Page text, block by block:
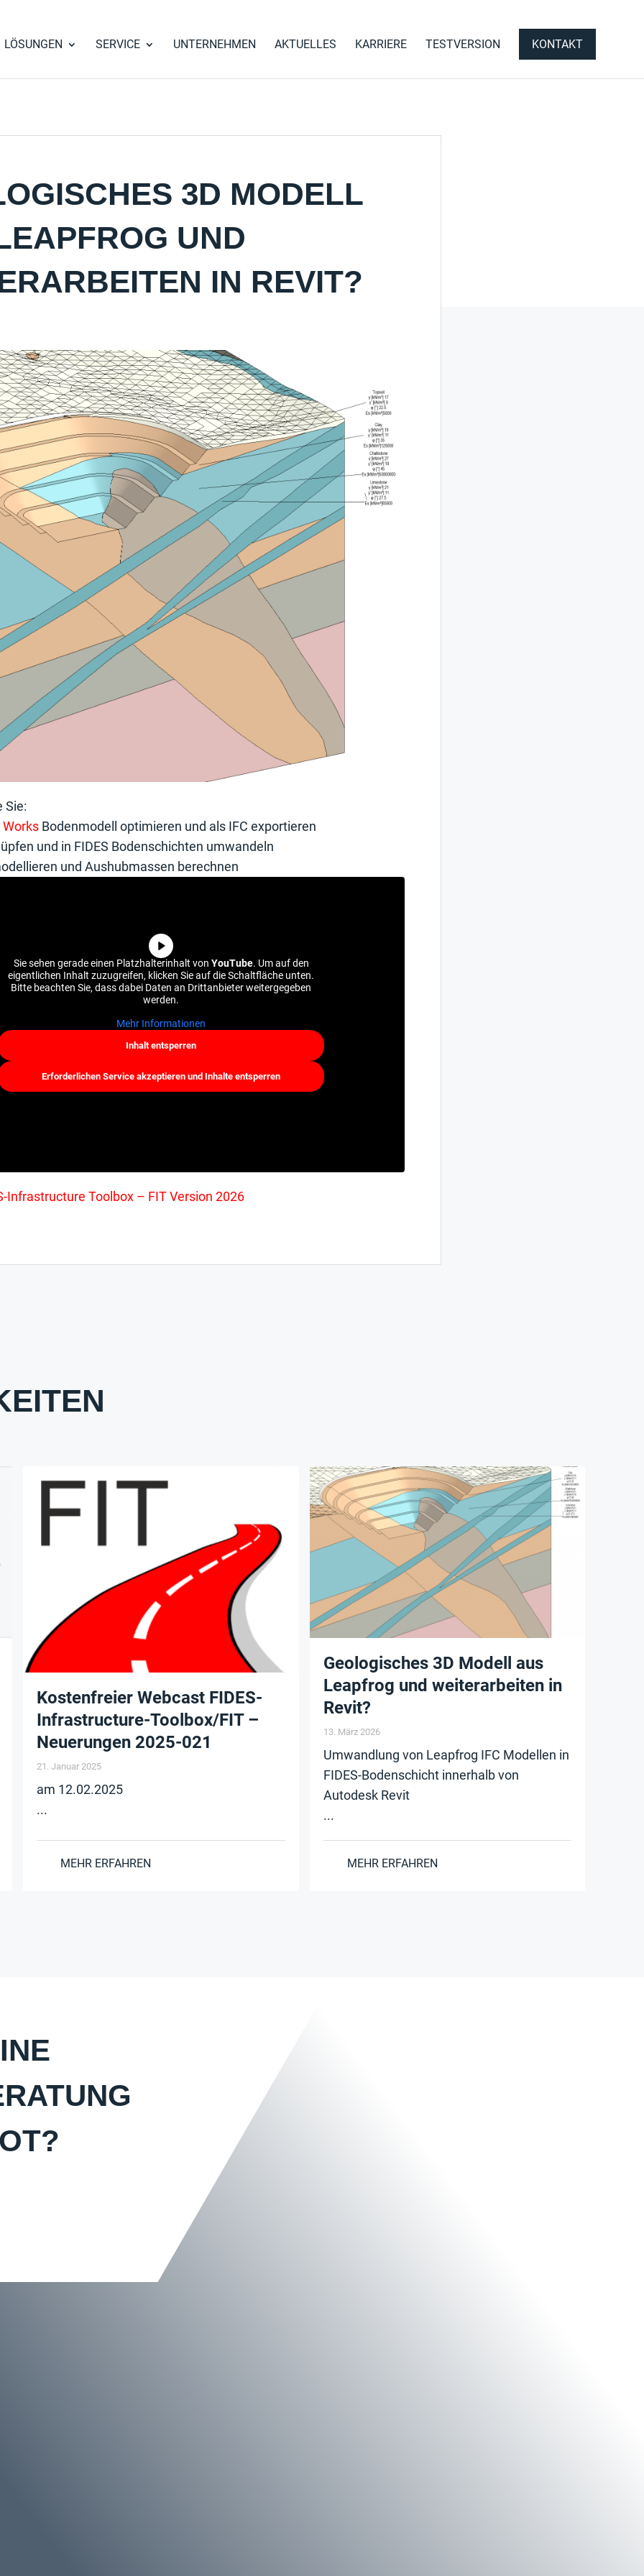
LÖSUNGEN SERVICE UNTERNEHMEN AKTUELLES KARRIERE TESTVERSION KONTAKT
3D MODELL
UND
IN REVIT?
Sie:
Bodenmodell optimieren und als IFC exportieren
und in FIDES Bodenschichten umwandeln
und Aushubmassen berechnen
Sie sehen gerade einen Platzhalterinhalt von YouTube. Um auf den
eigentlichen Inhalt zuzugreifen, klicken Sie auf die Schaltfläche unten.
Bitte beachten Sie, dass dabei Daten an Drittanbieter weitergegeben
werden.
Mehr Informationen
Inhalt entsperren
Erforderlichen Service akzeptieren und Inhalte entsperren
Infrastructure Toolbox – FIT Version 2026
Kostenfreier Webcast FIDES-
Infrastructure-Toolbox/FIT –
Neuerungen 2025-021
21. Januar 2025
am 12.02.2025
...
MEHR ERFAHREN
Geologisches 3D Modell aus
Leapfrog und weiterarbeiten in
Revit?
13. März 2026
Umwandlung von Leapfrog IFC Modellen in
FIDES-Bodenschicht innerhalb von
Autodesk Revit
...
MEHR ERFAHREN